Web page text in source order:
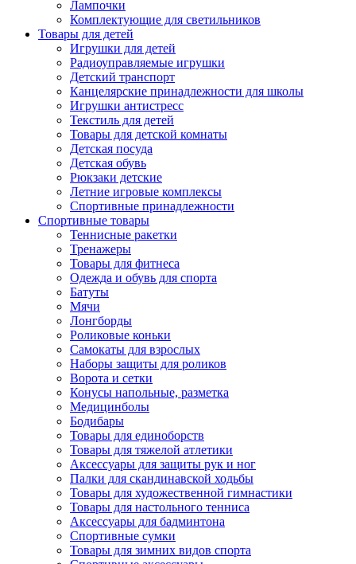
Лампочки
Комплектующие для светильников
Товары для детей
Игрушки для детей
Радиоуправляемые игрушки
Детский транспорт
Канцелярские принадлежности для школы
Игрушки антистресс
Текстиль для детей
Товары для детской комнаты
Детская посуда
Детская обувь
Рюкзаки детские
Летние игровые комплексы
Спортивные принадлежности
Спортивные товары
Теннисные ракетки
Тренажеры
Товары для фитнеса
Одежда и обувь для спорта
Батуты
Мячи
Лонгборды
Роликовые коньки
Самокаты для взрослых
Наборы защиты для роликов
Ворота и сетки
Конусы напольные, разметка
Медицинболы
Бодибары
Товары для единоборств
Товары для тяжелой атлетики
Аксессуары для защиты рук и ног
Палки для скандинавской ходьбы
Товары для художественной гимнастики
Товары для настольного тенниса
Аксессуары для бадминтона
Спортивные сумки
Товары для зимних видов спорта